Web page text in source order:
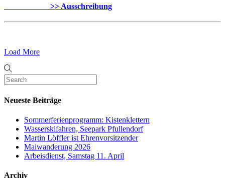
>> Ausschreibung
Load More
Neueste Beiträge
Sommerferienprogramm: Kistenklettern
Wasserskifahren, Seepark Pfullendorf
Martin Löffler ist Ehrenvorsitzender
Maiwanderung 2026
Arbeisdienst, Samstag 11. April
Archiv